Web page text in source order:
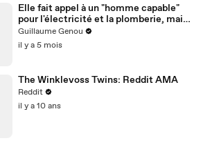
Elle fait appel à un "homme capable"
pour l'électricité et la plomberie, mais
la soirée prend une autre tournure
Guillaume Genou
il y a 5 mois
The Winklevoss Twins: Reddit AMA
Reddit
il y a 10 ans